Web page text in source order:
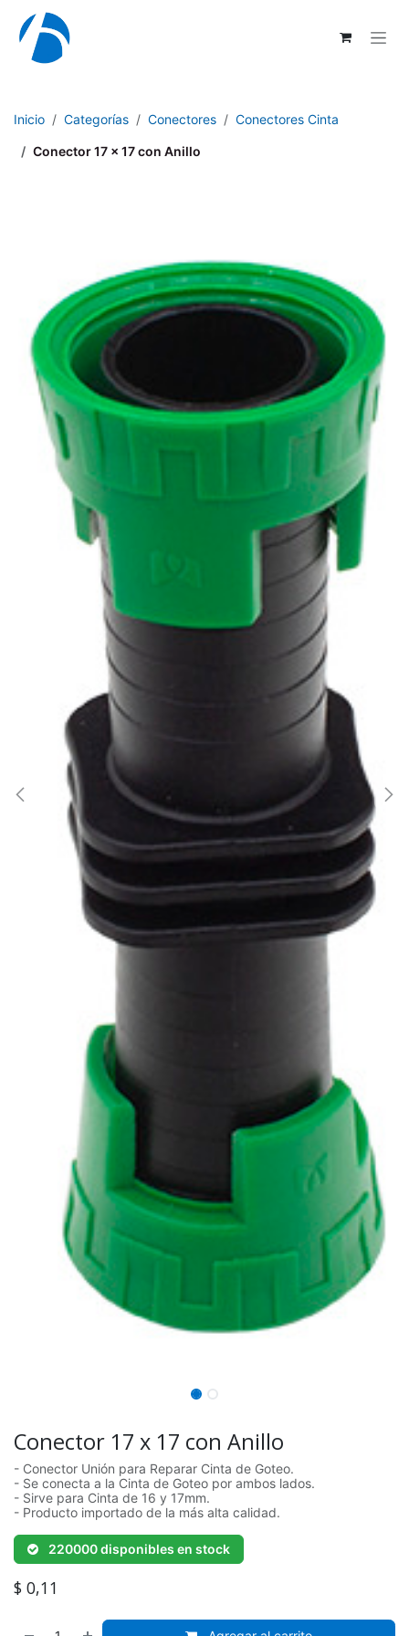
Ir al contenido
Inicio Categorías Conectores Conectores Cinta
Conector 17 x 17 con Anillo
Conector 17 x 17 con Anillo
- Conector Unión para Reparar Cinta de Goteo.
- Se conecta a la Cinta de Goteo por ambos lados.
- Sirve para Cinta de 16 y 17mm.
- Producto importado de la más alta calidad.
220000 disponibles en stock
$ 0,11